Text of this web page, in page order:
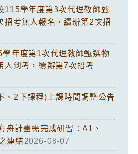
115學年度第3次代理教師甄
招考無人報名，續辦第2次招
學年度第1次代理教師甄選物
人到考，續辦第7次招考
、2下課程)上課時間調整公告
舟計畫需完成研習：A1、
連結2026-08-07